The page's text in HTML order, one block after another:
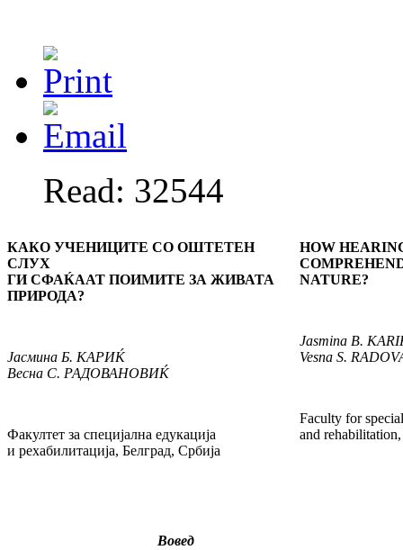
Read: 32544
КАКО УЧЕНИЦИТЕ СО ОШТЕТЕН
СЛУХ
ГИ СФАЌААТ ПОИМИТЕ ЗА ЖИВАТА
ПРИРОДА?
Јасмина Б. КАРИЌ
Весна С. РАДОВАНОВИЌ
Факултет за специјална едукација
и рехабилитација, Белград, Србија
HOW
NATURE?
Jasmina B.
Vesna S.
Faculty for
and
Вовед